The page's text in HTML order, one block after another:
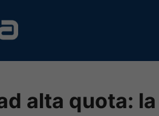
alta quota: